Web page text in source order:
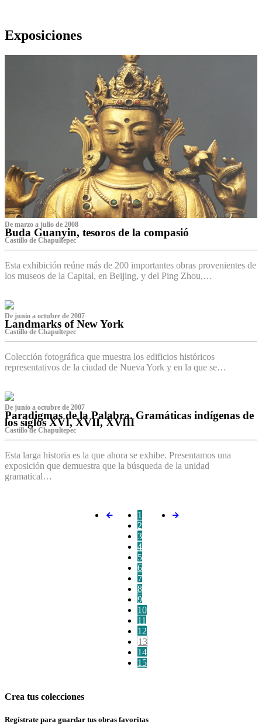
Exposiciones
De marzo a julio de 2008
Buda Guanyin, tesoros de la compasió
Castillo de Chapultepec
Esta exhibición reúne más de 200 importantes obras provenientes de
los museos de la Capital, en Beijing, y del Ping Zhou,…
De junio a octubre de 2007
Landmarks of New York
Castillo de Chapultepec
Colección fotográfica que muestra los edificios históricos
representativos de la ciudad de Nueva York y en la que se…
De junio a octubre de 2007
Paradigmas de la Palabra. Gramáticas indígenas de
los siglos XVI, XVII, XVIII
Castillo de Chapultepec
Esta larga historia es la que ahora se exhibe. Presentamos una
exposición que demuestra que la búsqueda de la unidad
gramatical…
1
2
3
4
5
6
7
8
9
10
11
12
13
14
15
Crea tus colecciones
Regístrate para guardar tus obras favoritas